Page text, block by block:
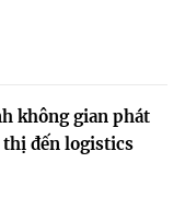
không gian phát
đến logistics